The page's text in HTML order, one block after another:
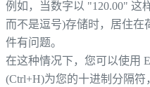
例如，当数字以 "120.00" 这
而不是逗号)存储时，居住在
件有问题。
在这种情况下，您可以使用
(Ctrl+H)为您的十进制分隔符